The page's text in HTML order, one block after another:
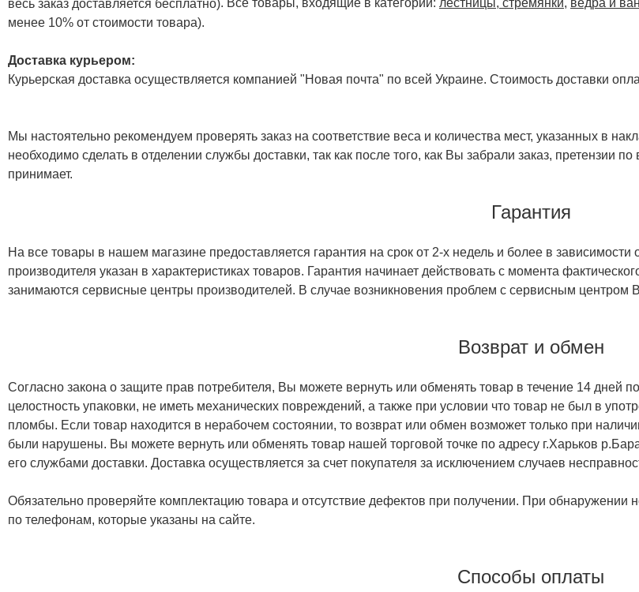
весь заказ доставляется бесплатно). Все товары, входящие в категории: лестницы, стремянки, вёдра и
менее 10% от стоимости товара).
Доставка курьером:
Курьерская доставка осуществляется компанией "Новая почта" по всей Украине. Стоимость доставки
Мы настоятельно рекомендуем проверять заказ на соответствие веса и количества мест, указанных в
необходимо сделать в отделении службы доставки, так как после того, как Вы забрали заказ, претензии
принимает.
Гарантия
На все товары в нашем магазине предоставляется гарантия на срок от 2-х недель и более в зависимости
производителя указан в характеристиках товаров. Гарантия начинает действовать с момента
занимаются сервисные центры производителей. В случае возникновения проблем с сервисным центром
Возврат и обмен
Согласно закона о защите прав потребителя, Вы можете вернуть или обменять товар в течение 14 дней
целостность упаковки, не иметь механических повреждений, а также при условии что товар не был в
пломбы. Если товар находится в нерабочем состоянии, то возврат или обмен возможет только при
были нарушены. Вы можете вернуть или обменять товар нашей торговой точке по адресу г.Харьков
его службами доставки. Доставка осуществляется за счет покупателя за исключением случаев
Обязательно проверяйте комплектацию товара и отсутствие дефектов при получении. При обнаружении
по телефонам, которые указаны на сайте.
Способы оплаты